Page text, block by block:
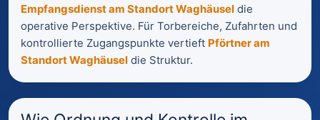
Empfangsdienst am Standort Waghäusel die
operative Perspektive. Für Torbereiche, Zufahrten und
kontrollierte Zugangspunkte vertieft Pförtner am
Standort Waghäusel die Struktur.